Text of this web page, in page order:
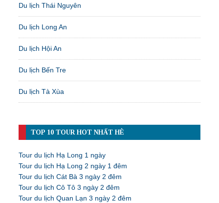
Du lịch Thái Nguyên
Du lịch Long An
Du lịch Hội An
Du lịch Bến Tre
Du lịch Tà Xùa
TOP 10 TOUR HOT NHẤT HÈ
Tour du lịch Hạ Long 1 ngày
Tour du lịch Hạ Long 2 ngày 1 đêm
Tour du lịch Cát Bà 3 ngày 2 đêm
Tour du lịch Cô Tô 3 ngày 2 đêm
Tour du lịch Quan Lạn 3 ngày 2 đêm